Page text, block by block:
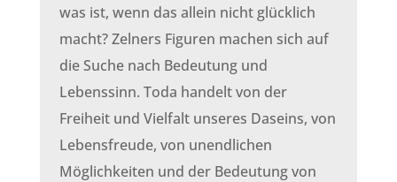
was ist, wenn das allein nicht glücklich
macht? Zelners Figuren machen sich auf
die Suche nach Bedeutung und
Lebenssinn. Toda handelt von der
Freiheit und Vielfalt unseres Daseins, von
Lebensfreude, von unendlichen
Möglichkeiten und der Bedeutung von